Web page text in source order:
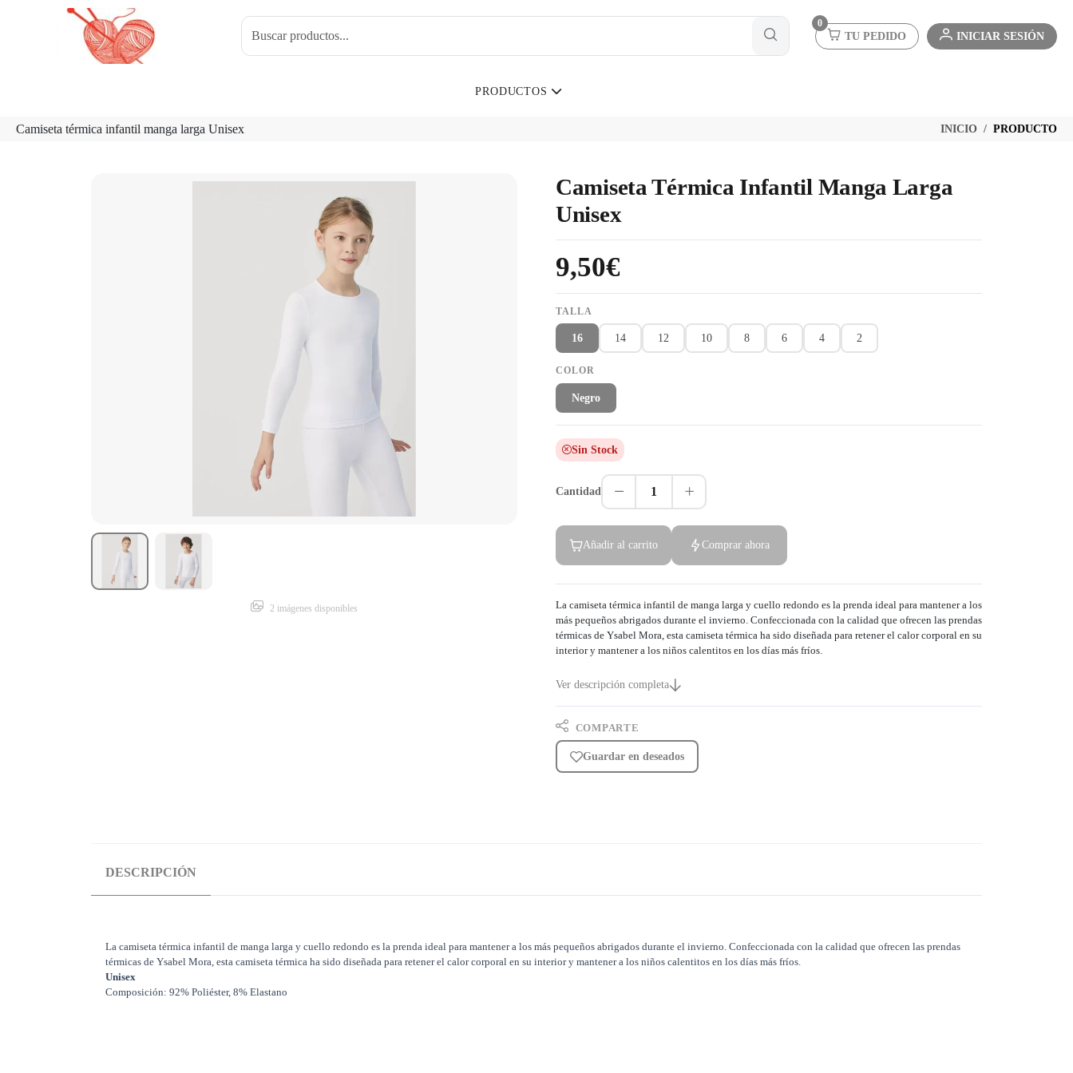
0
TU PEDIDO INICIAR SESIÓN
PRODUCTOS
Camiseta térmica infantil manga larga Unisex INICIO PRODUCTO
2 imágenes disponibles
Camiseta Térmica Infantil Manga Larga
Unisex
9,50€
TALLA
16 14 12 10 8 6 4 2
COLOR
Negro
Sin Stock
Cantidad 1
Añadir al carrito Comprar ahora
La camiseta térmica infantil de manga larga y cuello redondo es la prenda ideal para mantener a los
más pequeños abrigados durante el invierno. Confeccionada con la calidad que ofrecen las prendas
térmicas de Ysabel Mora, esta camiseta térmica ha sido diseñada para retener el calor corporal en su
interior y mantener a los niños calentitos en los días más fríos.
Ver descripción completa
COMPARTE
Guardar en deseados
DESCRIPCIÓN
La camiseta térmica infantil de manga larga y cuello redondo es la prenda ideal para mantener a los más pequeños abrigados durante el invierno. Confeccionada con la calidad que ofrecen las prendas
térmicas de Ysabel Mora, esta camiseta térmica ha sido diseñada para retener el calor corporal en su interior y mantener a los niños calentitos en los días más fríos.
Unisex
Composición: 92% Poliéster, 8% Elastano